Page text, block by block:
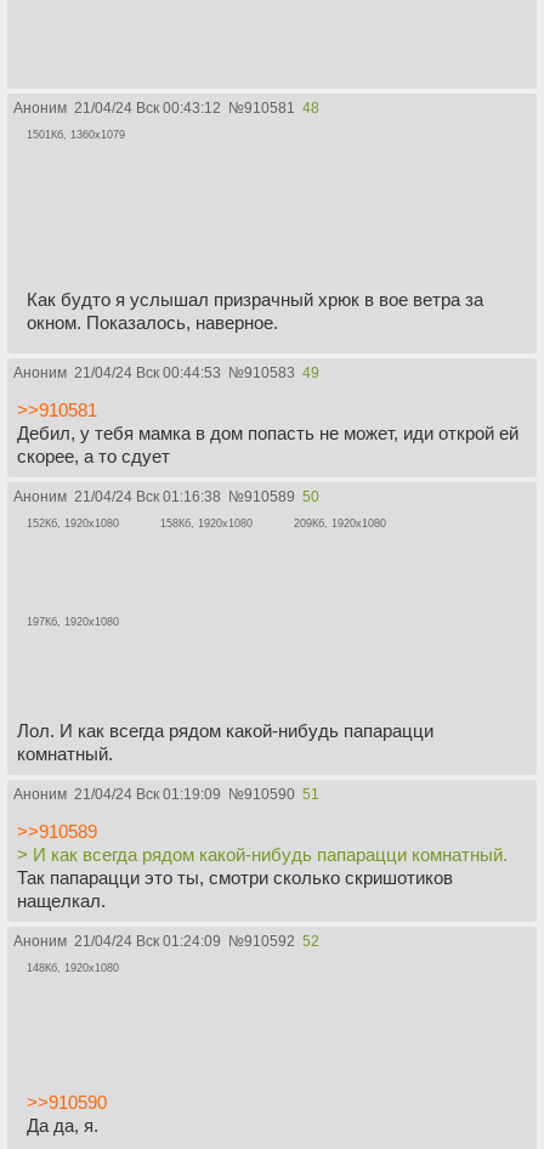
Аноним 21/04/24 Вск 00:43:12 №910581 48
1501Кб, 1360x1079
Как будто я услышал призрачный хрюк в вое ветра за
окном. Показалось, наверное.
Аноним 21/04/24 Вск 00:44:53 №910583 49
>>910581
Дебил, у тебя мамка в дом попасть не может, иди открой ей
скорее, а то сдует
Аноним 21/04/24 Вск 01:16:38 №910589 50
152Кб, 1920x1080 158Кб, 1920x1080 209Кб, 1920x1080
197Кб, 1920x1080
Лол. И как всегда рядом какой-нибудь папарацци
комнатный.
Аноним 21/04/24 Вск 01:19:09 №910590 51
>>910589
> И как всегда рядом какой-нибудь папарацци комнатный.
Так папарацци это ты, смотри сколько скришотиков
нащелкал.
Аноним 21/04/24 Вск 01:24:09 №910592 52
148Кб, 1920x1080
>>910590
Да да, я.